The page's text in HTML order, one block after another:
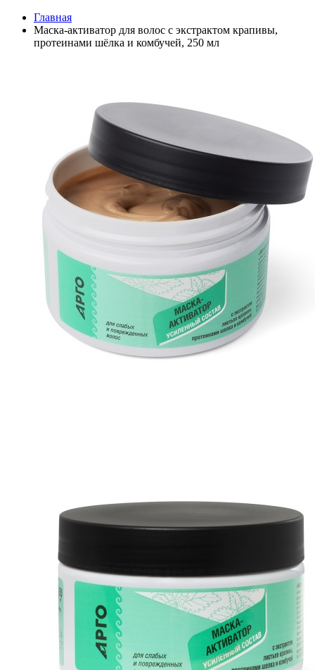
Главная
Маска-активатор для волос с экстрактом крапивы,
протеинами шёлка и комбучей, 250 мл